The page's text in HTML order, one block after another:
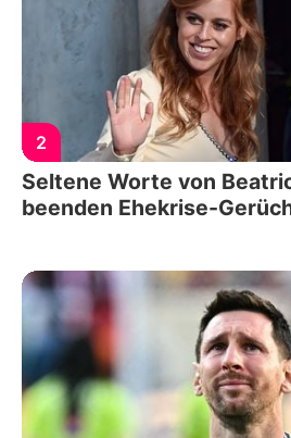
2
Seltene Worte von
beenden Ehekrise-